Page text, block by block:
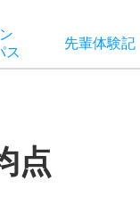
ス
先輩体験記
点